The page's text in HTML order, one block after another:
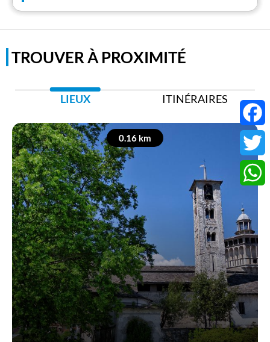
Twitter
TROUVER À PROXIMITÉ
LIEUX ITINÉRAIRES
0.16 km